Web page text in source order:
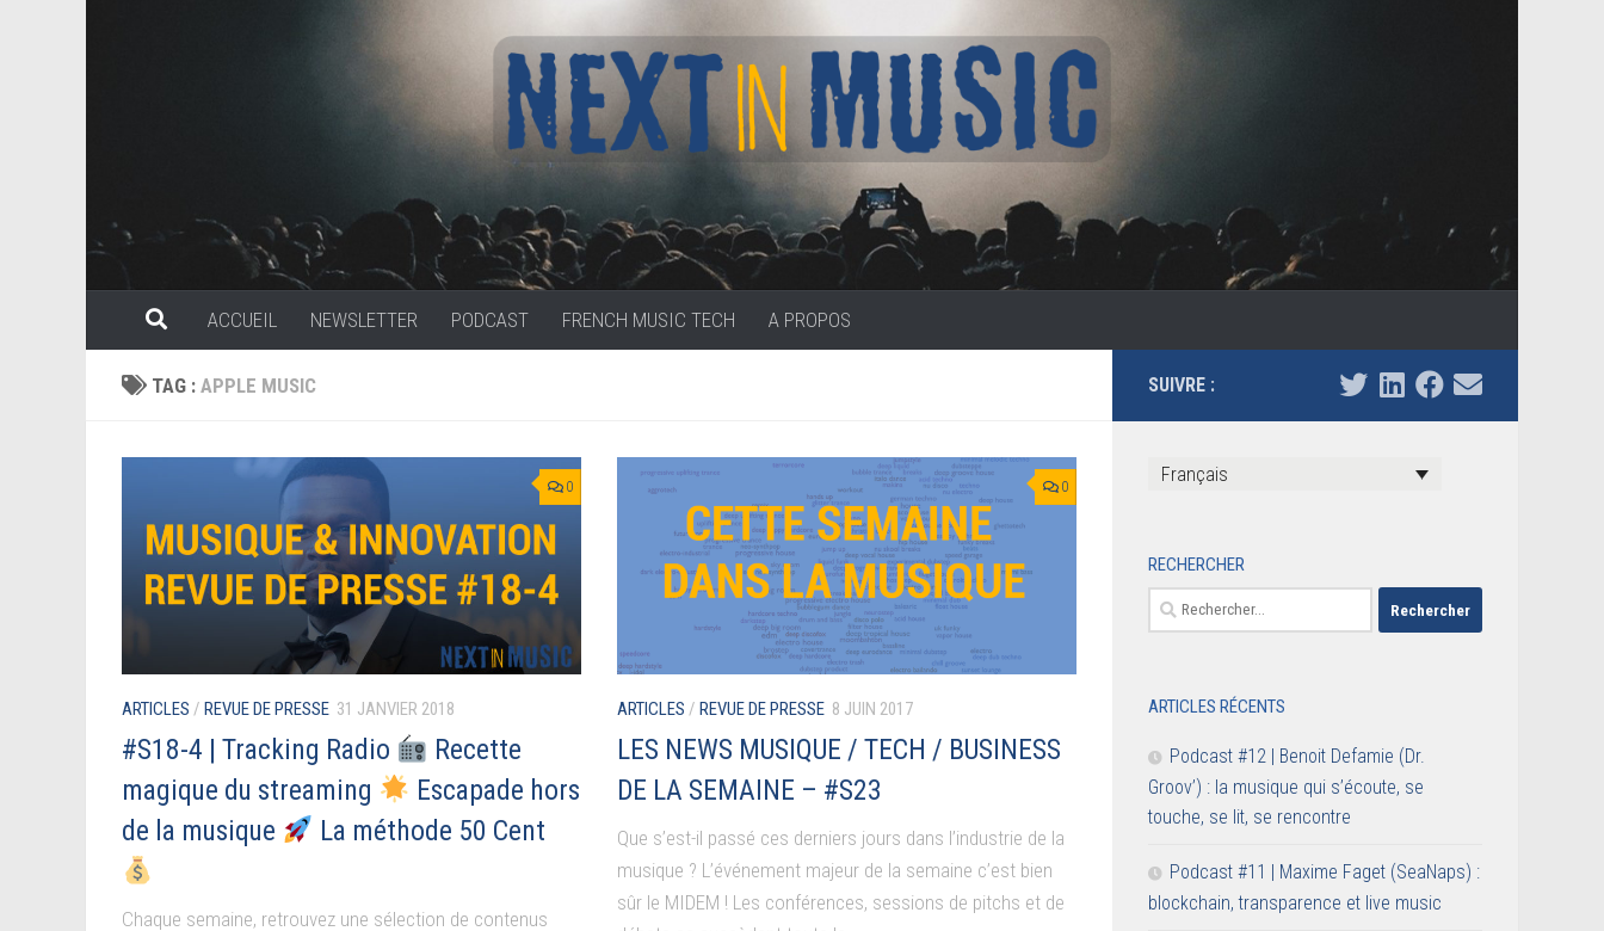
ACCUEIL NEWSLETTER PODCAST FRENCH MUSIC TECH A PROPOS
TAG : APPLE MUSIC
0
ARTICLES / REVUE DE PRESSE 31 JANVIER 2018
#S18-4 | Tracking Radio
Recette
magique du streaming
Escapade hors
de la musique
La méthode 50 Cent
Chaque semaine, retrouvez une sélection de contenus
0
ARTICLES / REVUE DE PRESSE 8 JUIN 2017
LES NEWS MUSIQUE / TECH / BUSINESS
DE LA SEMAINE – #S23
Que s’est-il passé ces derniers jours dans l’industrie de la
musique ? L’événement majeur de la semaine c’est bien
sûr le MIDEM ! Les conférences, sessions de pitchs et de
SUIVRE :
Français
RECHERCHER
Rechercher :
ARTICLES RÉCENTS
Podcast #12 | Benoit Defamie (Dr.
Groov’) : la musique qui s’écoute, se
touche, se lit, se rencontre
Podcast #11 | Maxime Faget (SeaNaps) :
blockchain, transparence et live music